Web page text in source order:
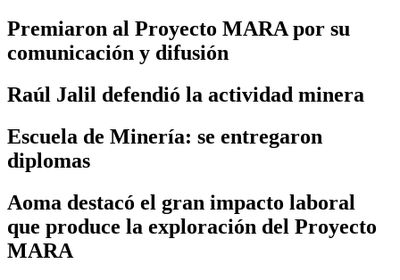
Premiaron al Proyecto MARA por su
comunicación y difusión
Raúl Jalil defendió la actividad minera
Escuela de Minería: se entregaron
diplomas
Aoma destacó el gran impacto laboral
que produce la exploración del Proyecto
MARA